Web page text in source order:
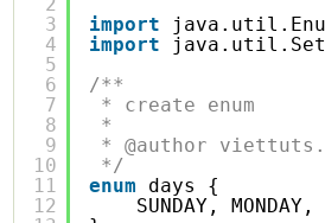
3
4
5
6
7
8
9
10
11
12
import
import
/**
* create enum
*
* @author
*/
enum
days {
SUNDAY,